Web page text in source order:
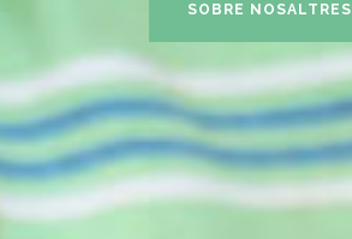
SOBRE NOSALTRES